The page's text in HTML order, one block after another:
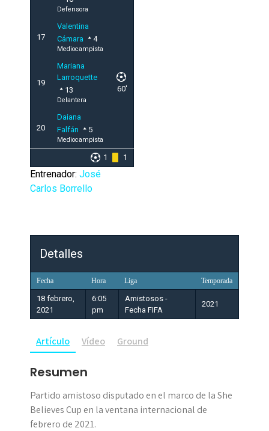
Defensora
17
Valentina
Cámara
4
Mediocampista
19
Mariana
Larroquette
13
Delantera
60'
20
Daiana
Falfán
5
Mediocampista
1 1
Entrenador: José
Carlos Borrello
Detalles
Fecha Hora Liga Temporada
18 febrero,
2021
6:05
pm
Amistosos -
Fecha FIFA
2021
Artículo Vídeo Ground
Resumen
Partido amistoso disputado en el marco de la She
Believes Cup en la ventana internacional de
febrero de 2021.